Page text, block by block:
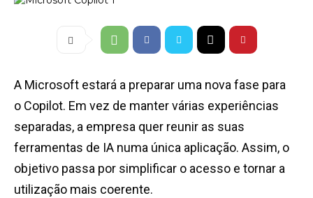
A Microsoft estará a preparar uma nova fase para
o Copilot. Em vez de manter várias experiências
separadas, a empresa quer reunir as suas
ferramentas de IA numa única aplicação. Assim, o
objetivo passa por simplificar o acesso e tornar a
utilização mais coerente.